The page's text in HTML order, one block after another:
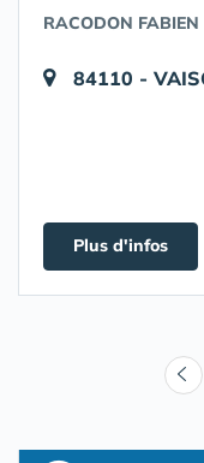
RACODON FABIEN
84110 -
Plus d'infos